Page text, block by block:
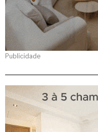
Publicidade